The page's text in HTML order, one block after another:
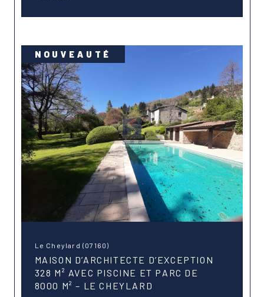
Le Cheylard (07160)
MAISON D’ARCHITECTE D’EXCEPTION
328 M² AVEC PISCINE ET PARC DE
8000 M² – LE CHEYLARD
NOUVEAUTÉ